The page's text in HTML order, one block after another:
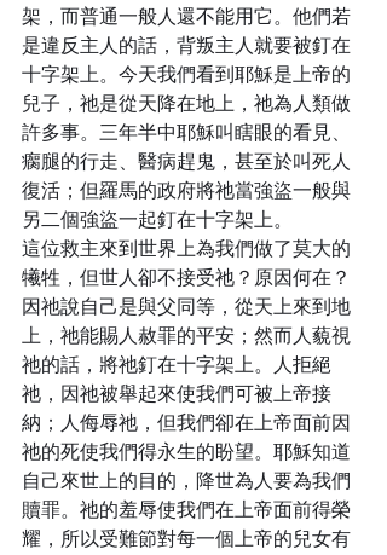
架，而普通一般人還不能用它。他們若
是違反主人的話，背叛主人就要被釘在
十字架上。今天我們看到耶穌是上帝的
兒子，祂是從天降在地上，祂為人類做
許多事。三年半中耶穌叫瞎眼的看見、
瘸腿的行走、醫病趕鬼，甚至於叫死人
復活；但羅馬的政府將祂當強盜一般與
另二個強盜一起釘在十字架上。
這位救主來到世界上為我們做了莫大的
犧牲，但世人卻不接受祂？原因何在？
因祂說自己是與父同等，從天上來到地
上，祂能賜人赦罪的平安；然而人藐視
祂的話，將祂釘在十字架上。人拒絕
祂，因祂被舉起來使我們可被上帝接
納；人侮辱祂，但我們卻在上帝面前因
祂的死使我們得永生的盼望。耶穌知道
自己來世上的目的，降世為人要為我們
贖罪。祂的羞辱使我們在上帝面前得榮
耀，所以受難節對每一個上帝的兒女有